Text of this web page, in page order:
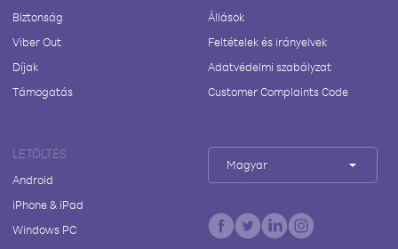
Biztonság
Viber Out
Díjak
Támogatás
Állások
Feltételek és irányelvek
Adatvédelmi szabályzat
Customer Complaints Code
LETÖLTÉS
Android
iPhone & iPad
Windows PC
Magyar